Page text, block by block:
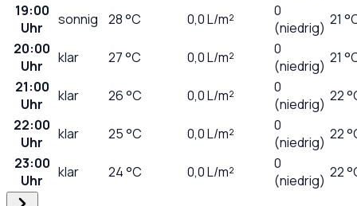
19:00
Uhr
sonnig 28°C 0,0L/m²
0
(niedrig) 21
20:00
Uhr
klar 27°C 0,0L/m²
0
(niedrig) 21
21:00
Uhr
klar 26°C 0,0L/m²
0
(niedrig) 22
22:00
Uhr
klar 25°C 0,0L/m²
0
(niedrig) 22
23:00
Uhr
klar 24°C 0,0L/m²
0
(niedrig) 22